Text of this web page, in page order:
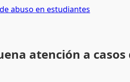
abuso en estudiantes
atención a casos